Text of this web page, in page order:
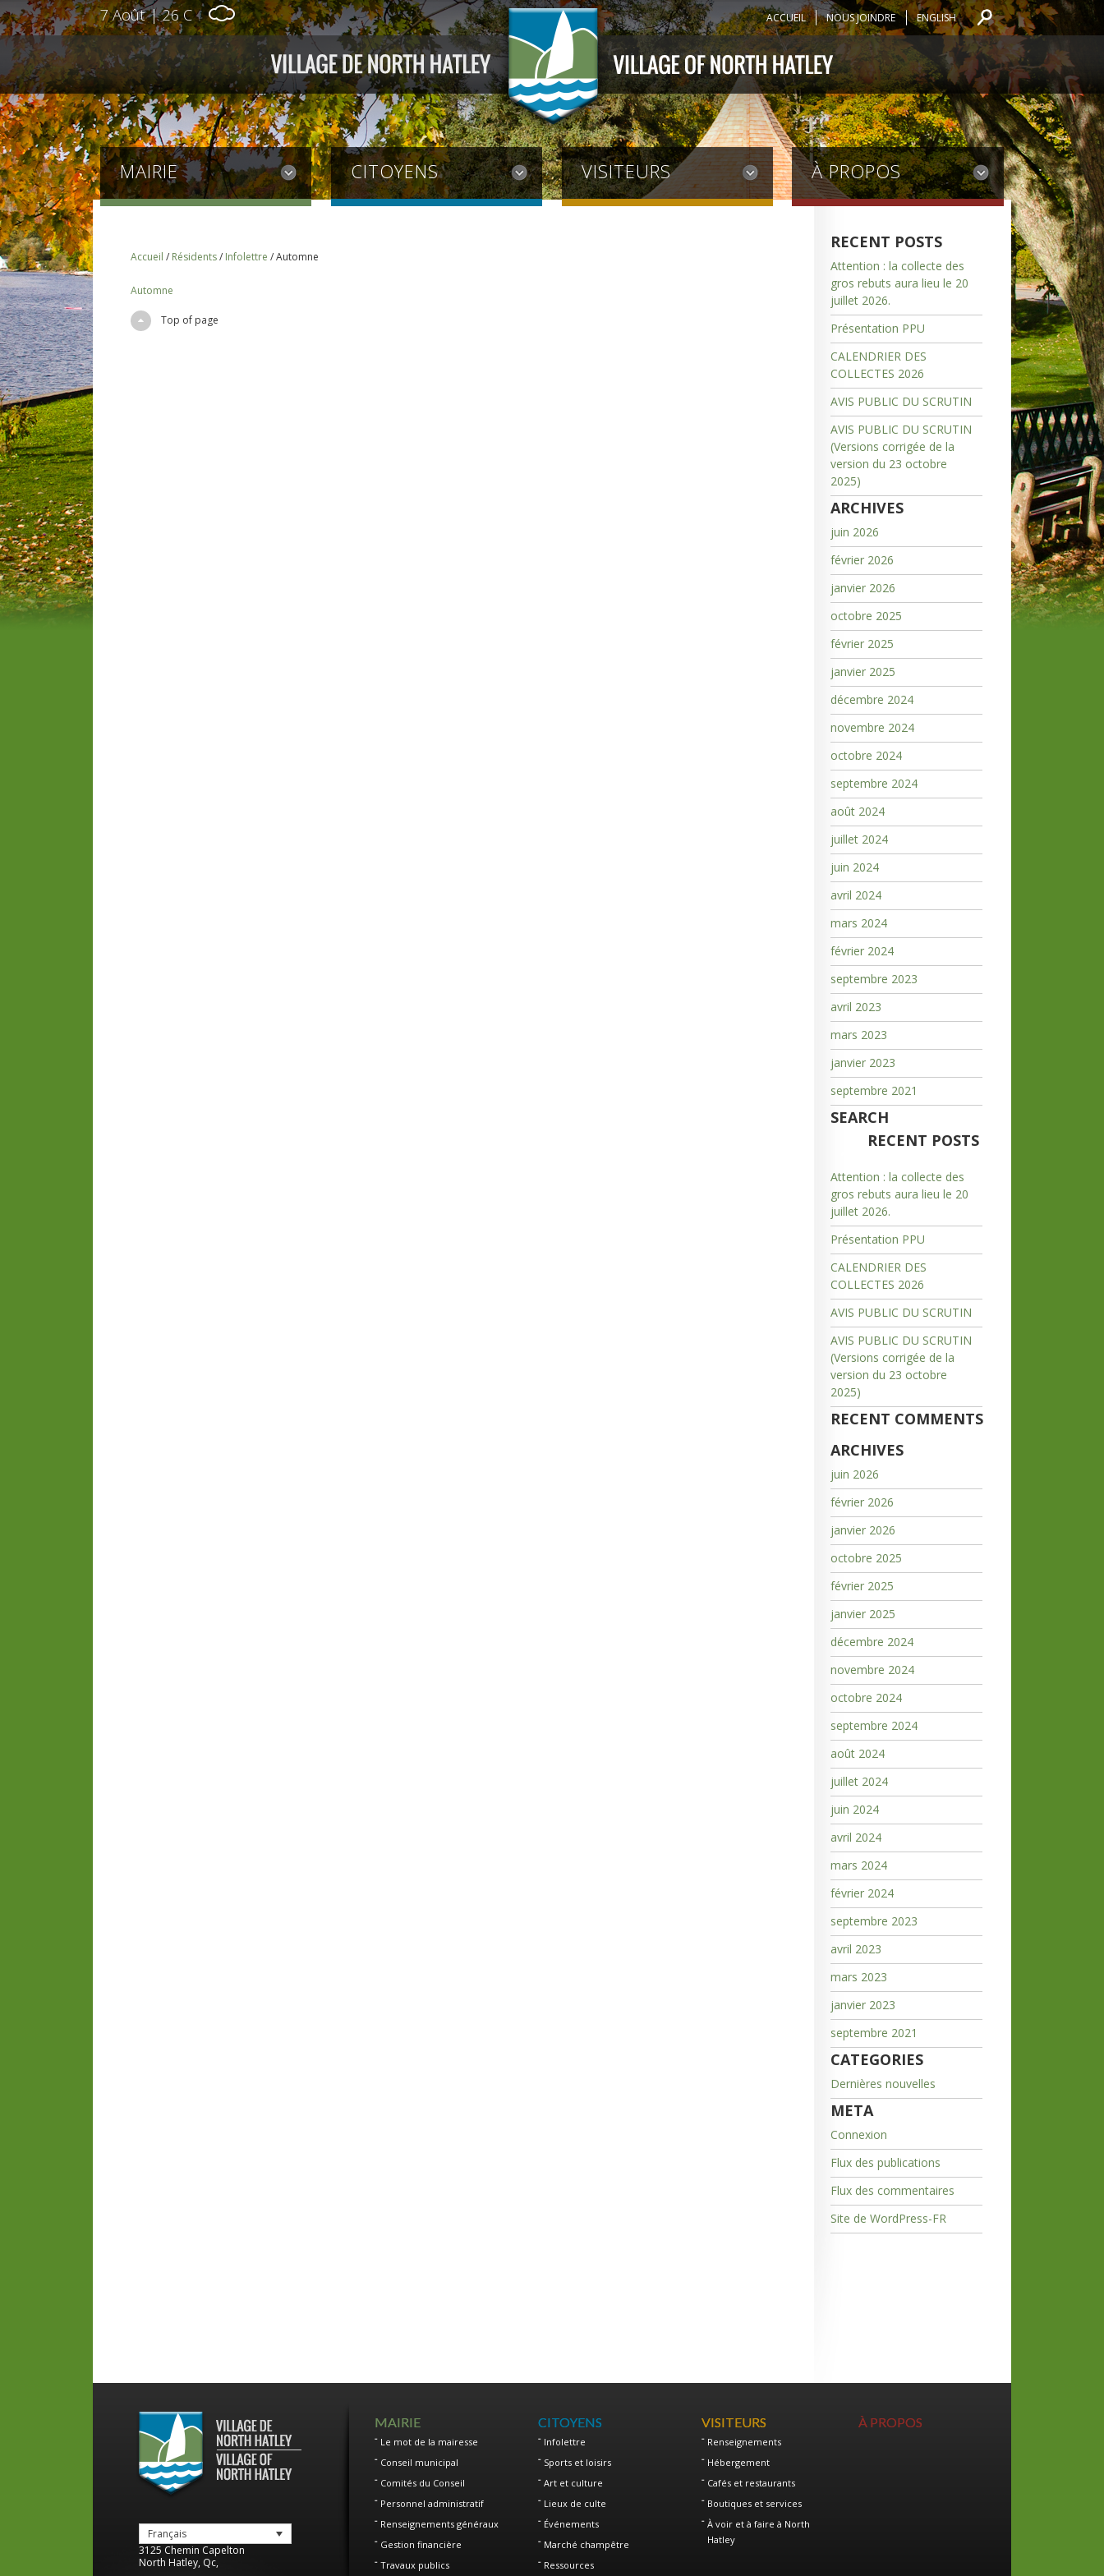
7 Août | 26 C ACCUEIL NOUS JOINDRE ENGLISH
MAIRIE CITOYENS VISITEURS À PROPOS
Accueil / Résidents/ Infolettre /Automne
Automne
Top of page
RECENT POSTS
Attention : la collecte des
gros rebuts aura lieu le 20
juillet 2026.
Présentation PPU
CALENDRIER DES
COLLECTES 2026
AVIS PUBLIC DU SCRUTIN
AVIS PUBLIC DU SCRUTIN
(Versions corrigée de la
version du 23 octobre
2025)
ARCHIVES
juin 2026
février 2026
janvier 2026
octobre 2025
février 2025
janvier 2025
décembre 2024
novembre 2024
octobre 2024
septembre 2024
août 2024
juillet 2024
juin 2024
avril 2024
mars 2024
février 2024
septembre 2023
avril 2023
mars 2023
janvier 2023
septembre 2021
SEARCH
RECENT POSTS
Attention : la collecte des
gros rebuts aura lieu le 20
juillet 2026.
Présentation PPU
CALENDRIER DES
COLLECTES 2026
AVIS PUBLIC DU SCRUTIN
AVIS PUBLIC DU SCRUTIN
(Versions corrigée de la
version du 23 octobre
2025)
RECENT COMMENTS
ARCHIVES
juin 2026
février 2026
janvier 2026
octobre 2025
février 2025
janvier 2025
décembre 2024
novembre 2024
octobre 2024
septembre 2024
août 2024
juillet 2024
juin 2024
avril 2024
mars 2024
février 2024
septembre 2023
avril 2023
mars 2023
janvier 2023
septembre 2021
CATEGORIES
Dernières nouvelles
META
Connexion
Flux des publications
Flux des commentaires
Site de WordPress-FR
Français
3125 Chemin Capelton
North Hatley, Qc,
MAIRIE
Le mot de la mairesse
Conseil municipal
Comités du Conseil
Personnel administratif
Renseignements généraux
Gestion financière
Travaux publics
CITOYENS
Infolettre
Sports et loisirs
Art et culture
Lieux de culte
Événements
Marché champêtre
Ressources
VISITEURS
Renseignements
Hébergement
Cafés et restaurants
Boutiques et services
À voir et à faire à North
Hatley
À PROPOS